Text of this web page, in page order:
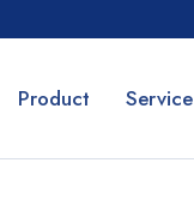
Product Service